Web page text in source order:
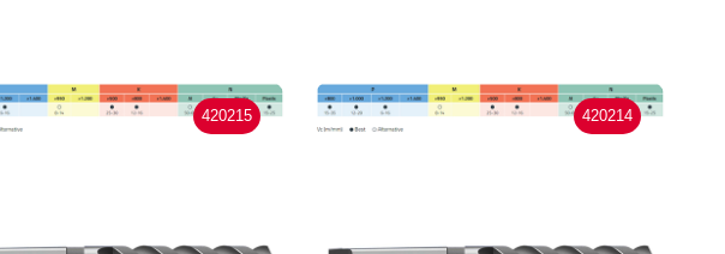
420215 420214